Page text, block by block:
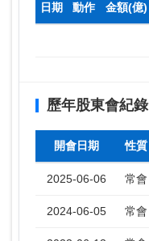
日期 動作 金額(億)
歷年股東會紀錄
開會日期 性質
2025-06-06 常會
2024-06-05 常會